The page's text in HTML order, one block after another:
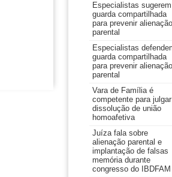
Especialistas sugerem
guarda compartilhada
para prevenir alienação
parental
Especialistas
guarda compartilhada
para prevenir alienação
parental
Vara de Família é
competente para julgar
dissolução de união
homoafetiva
Juíza fala sobre
alienação parental e
implantação de falsas
memória durante
congresso do IBDFAM